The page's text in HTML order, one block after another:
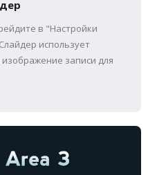
в "Настройки
использует
записи для